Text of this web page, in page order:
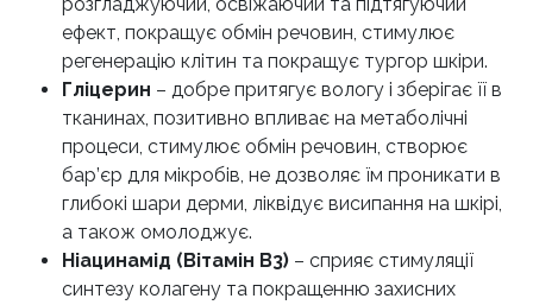
ефект, покращує обмін речовин, стимулює
регенерацію клітин та покращує тургор шкіри.
Гліцерин – добре притягує вологу і зберігає її в
тканинах, позитивно впливає на метаболічні
процеси, стимулює обмін речовин, створює
бар’єр для мікробів, не дозволяє їм проникати в
глибокі шари дерми, ліквідує висипання на шкірі,
а також омолоджує.
Ніацинамід (Вітамін B3) – сприяє стимуляції
синтезу колагену та покращенню захисних